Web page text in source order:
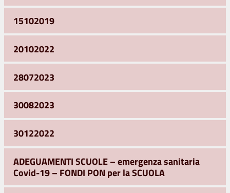
15102019
20102022
28072023
30082023
30122022
ADEGUAMENTI SCUOLE – emergenza sanitaria
Covid-19 – FONDI PON per la SCUOLA